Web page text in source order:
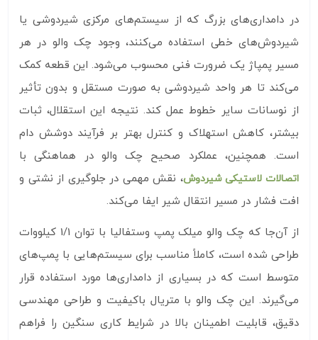
در دامداری‌های بزرگ که از سیستم‌های مرکزی شیردوشی یا
شیردوش‌های خطی استفاده می‌کنند، وجود چک والو در هر
مسیر پمپاژ یک ضرورت فنی محسوب می‌شود. این قطعه کمک
می‌کند تا هر واحد شیردوشی به صورت مستقل و بدون تأثیر
از نوسانات سایر خطوط عمل کند. نتیجه این استقلال، ثبات
بیشتر، کاهش استهلاک و کنترل بهتر بر فرآیند دوشش دام
است. همچنین، عملکرد صحیح چک والو در هماهنگی با
اتصالات لاستیکی شیردوش، نقش مهمی در جلوگیری از نشتی و
افت فشار در مسیر انتقال شیر ایفا می‌کند.
از آن‌جا که چک والو میلک پمپ وستفالیا با توان 1/1 کیلووات
طراحی شده است، کاملاً مناسب برای سیستم‌هایی با پمپ‌های
متوسط است که در بسیاری از دامداری‌ها مورد استفاده قرار
می‌گیرند. این چک والو با متریال باکیفیت و طراحی مهندسی
دقیق، قابلیت اطمینان بالا در شرایط کاری سنگین را فراهم